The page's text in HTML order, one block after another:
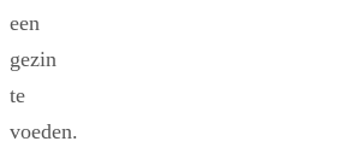
een
gezin
te
voeden.